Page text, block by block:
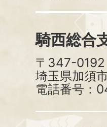
騎西総合
〒347-0192
埼玉県加須
電話番号：